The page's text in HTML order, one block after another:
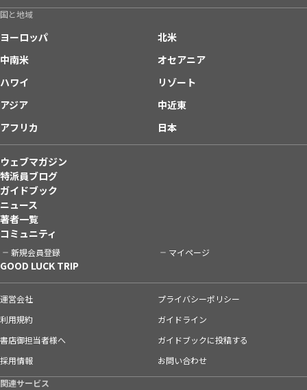
国と地域
ヨーロッパ
北米
中南米
オセアニア
ハワイ
リゾート
アジア
中近東
アフリカ
日本
ウェブマガジン
特派員ブログ
ガイドブック
ニュース
著者一覧
コミュニティ
新規会員登録 マイページ
GOOD LUCK TRIP
運営会社
プライバシーポリシー
利用規約
ガイドライン
書店御担当者様へ
ガイドブックに投稿する
採用情報
お問い合わせ
関連サービス